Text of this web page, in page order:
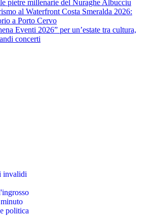
pietre millenarie del Nuraghe Albucciu
al Waterfront Costa Smeralda 2026:
a Porto Cervo
Eventi 2026” per un’estate tra cultura,
concerti
invalidi
politica